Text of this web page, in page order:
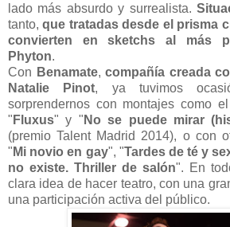
lado más absurdo y surrealista.
tanto,que tratadas desde el prisma
convierten en sketchs al más
Phyton.
Con Benamate,compañía creada
Natalie Pinot, ya tuvimos
sorprendernos con montajes como
" Fluxus" y " No se puede mirar
(premio Talent Madrid 2014), o con
" Mi novio en gay", "Tardes de té y
no existe. Thriller de salón". En
clara idea de hacer teatro, con una
una participación activa del público.